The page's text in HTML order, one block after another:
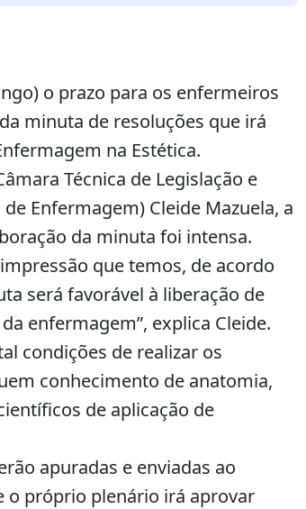
para
baixo
para
aumentar
ou
diminuir
o
o prazo para os enfermeiros
minuta de resoluções que irá
na Estética.
Técnica de Legislação e
Enfermagem) Cleide Mazuela, a
da minuta foi intensa.
que temos, de acordo
será favorável à liberação de
enfermagem”, explica Cleide.
condições de realizar os
conhecimento de anatomia,
de aplicação de
apuradas e enviadas ao
o próprio plenário irá aprovar